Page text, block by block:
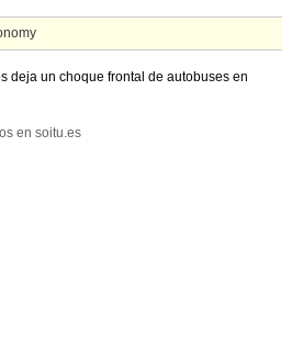
deja un choque frontal de autobuses en
en soitu.es